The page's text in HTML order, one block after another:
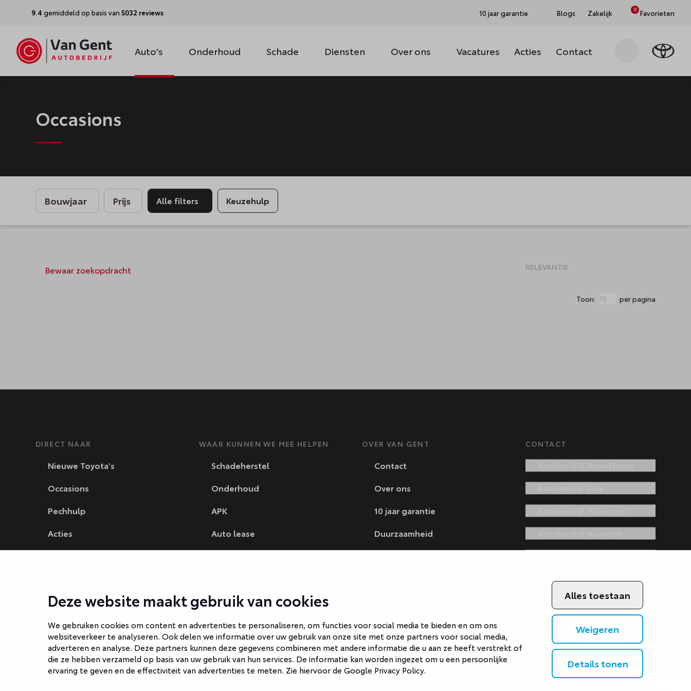
Deze website maakt gebruik van cookies
We gebruiken cookies om content en advertenties te personaliseren, om functies voor social media te bieden en om ons
websiteverkeer te analyseren. Ook delen we informatie over uw gebruik van onze site met onze partners voor social media,
adverteren en analyse. Deze partners kunnen deze gegevens combineren met andere informatie die u aan ze heeft verstrekt of
die ze hebben verzameld op basis van uw gebruik van hun services. De informatie kan worden ingezet om u een persoonlijke
ervaring te geven en de effectiviteit van advertenties te meten. Zie hiervoor deGoogle Privacy Policy.
Alles toestaan
Weigeren
Details tonen
9.4 gemiddeld op basis van 5032 reviews 10 jaar garantie Blogs Zakelijk 0 Favorieten
Auto's Onderhoud Schade Diensten Over ons Vacatures Acties Contact Zoeken
Occasions
Bouwjaar Prijs Alle filters Keuzehulp
Bewaar zoekopdracht
Toon: per pagina
DIRECT NAAR
Nieuwe Toyota's
Occasions
Pechhulp
Acties
WAAR KUNNEN WE MEE HELPEN
Schadeherstel
Onderhoud
APK
Auto lease
OVER VAN GENT
Contact
Over ons
10 jaar garantie
Duurzaamheid
CONTACT
Van Gent Schadeherstel